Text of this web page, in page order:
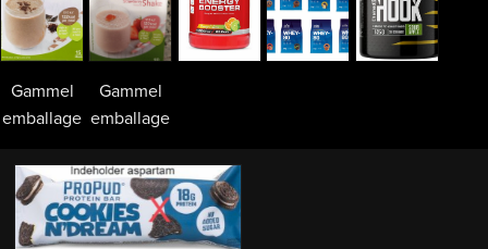
Gammel
emballage
Gammel
emballage